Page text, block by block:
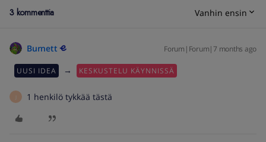
3 kommenttia Vanhin ensin
Burnett Forum|Forum|7 months ago
UUSI IDEA → KESKUSTELU KÄYNNISSÄ
1 henkilö tykkää tästä